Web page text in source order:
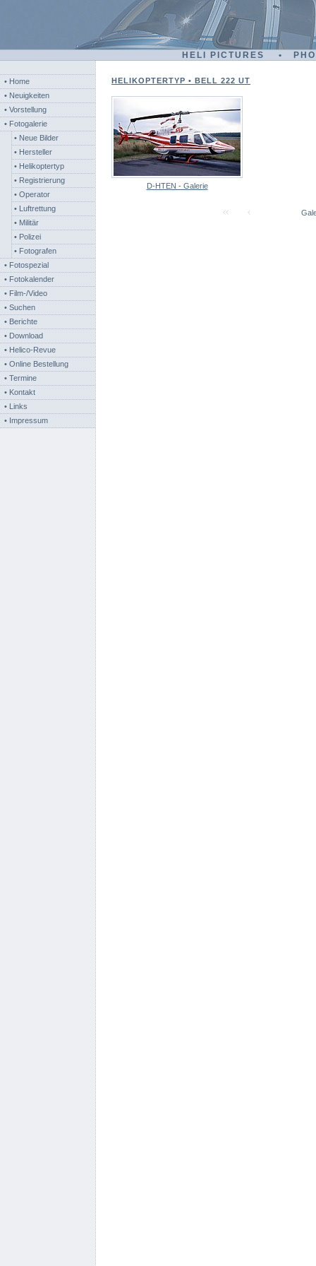
HELI PICTURES •
• Home
• Neuigkeiten
• Vorstellung
• Fotogalerie
• Neue Bilder
• Hersteller
• Helikoptertyp
• Registrierung
• Operator
• Luftrettung
• Militär
• Polizei
• Fotografen
• Fotospezial
• Fotokalender
• Film-/Video
• Suchen
• Berichte
• Download
• Helico-Revue
• Online Bestellung
• Termine
• Kontakt
• Links
• Impressum
HELIKOPTERTYP • BELL 222 UT
D-HTEN - Galerie